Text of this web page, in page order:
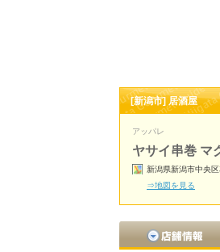
[新潟市] 居酒屋
アッパレ
ヤサイ串巻 マ
新潟県新潟市中央
⇒地図を見る